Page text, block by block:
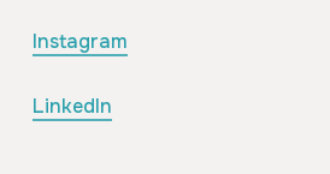
Instagram
LinkedIn